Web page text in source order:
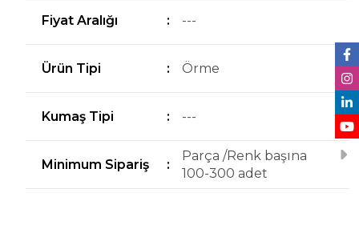
Fiyat Aralığı : ---
Ürün Tipi : Örme
Kumaş Tipi : ---
Minimum Sipariş :
Parça /Renk başına
100-300 adet